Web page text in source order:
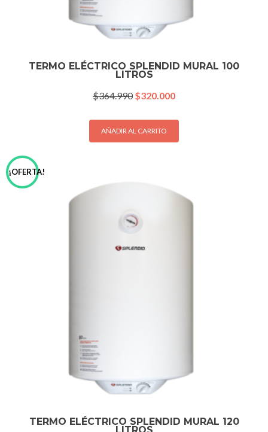
TERMO ELÉCTRICO SPLENDID MURAL 100
LITROS
$364.990 El
original
era:
$364.990.
$320.000El
actual
$320.000.
AÑADIR AL CARRITO
¡OFERTA!
TERMO ELÉCTRICO SPLENDID MURAL 120